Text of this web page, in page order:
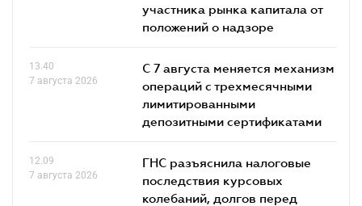
участника рынка капитала от
положений о надзоре
13.40
7 августа 2026
С 7 августа меняется механизм
операций с трехмесячными
лимитированными
депозитными сертификатами
12.09
7 августа 2026
ГНС разъяснила налоговые
последствия курсовых
колебаний, долгов перед